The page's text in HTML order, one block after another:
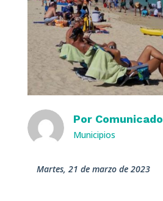
Por Comunicado
Municipios
martes, 21 de marzo de 2023